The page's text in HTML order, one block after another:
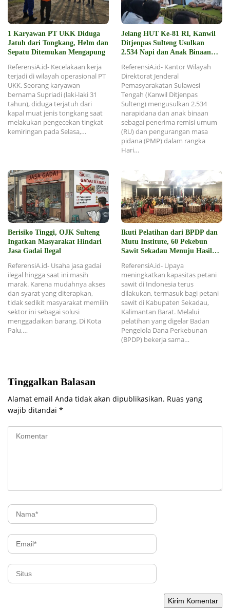
1 Karyawan PT UKK Diduga
Jatuh dari Tongkang, Helm dan
Sepatu Ditemukan Mengapung
ReferensiA.id- Kecelakaan kerja
terjadi di wilayah operasional PT
UKK. Seorang karyawan
bernama Supriadi (laki-laki 31
tahun), diduga terjatuh dari
kapal muat jenis tongkang saat
melakukan pengecekan tingkat
kemiringan pada Selasa,…
Jelang HUT Ke-81 RI, Kanwil
Ditjenpas Sulteng Usulkan
2.534 Napi dan Anak Binaan
ReferensiA.id- Kantor Wilayah
Direktorat Jenderal
Pemasyarakatan Sulawesi
Tengah (Kanwil Ditjenpas
Sulteng) mengusulkan 2.534
narapidana dan anak binaan
sebagai penerima remisi umum
(RU) dan pengurangan masa
pidana (PMP) dalam rangka
Hari…
Berisiko Tinggi, OJK Sulteng
Ingatkan Masyarakat Hindari
Jasa Gadai Ilegal
ReferensiA.id- Usaha jasa gadai
ilegal hingga saat ini masih
marak. Karena mudahnya akses
dan syarat yang diterapkan,
tidak sedikit masyarakat memilih
sektor ini sebagai solusi
menggadaikan barang. Di Kota
Palu,…
Ikuti Pelatihan dari BPDP dan
Mutu Institute, 60 Pekebun
Sawit Sekadau Menuju Hasil
Berkelanjutan
ReferensiA.id- Upaya
meningkatkan kapasitas petani
sawit di Indonesia terus
dilakukan, termasuk bagi petani
sawit di Kabupaten Sekadau,
Kalimantan Barat. Melalui
pelatihan yang digelar Badan
Pengelola Dana Perkebunan
(BPDP) bekerja sama…
Tinggalkan Balasan
Alamat email Anda tidak akan dipublikasikan. Ruas yang
wajib ditandai *